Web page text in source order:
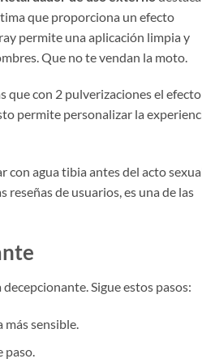
que proporciona un efecto
permite una aplicación limpia y
Que no te vendan la moto.
que con 2 pulverizaciones el
permite personalizar la
con agua tibia antes del acto
de usuarios, es una de las
Sigue estos pasos:
sensible.
paso.